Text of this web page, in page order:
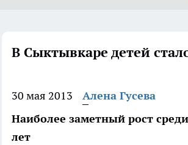
В Сыктывкаре детей
30 мая 2013
Алена Гусева
Наиболее заметный рост
лет